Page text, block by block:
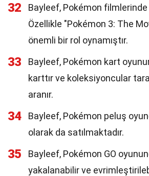
32
Bayleef, Pokémon filmlerinde
Özellikle "Pokémon 3: The
önemli bir rol oynamıştır.
33
Bayleef, Pokémon kart
karttır ve koleksiyoncular
aranır.
34
Bayleef, Pokémon peluş
olarak da satılmaktadır.
35
Bayleef, Pokémon GO
yakalanabilir ve